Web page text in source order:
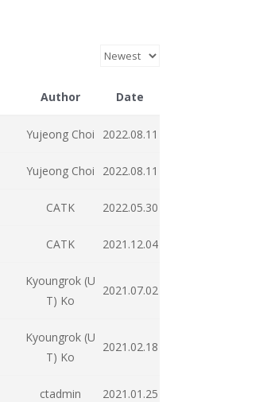
Author Date
Yujeong Choi 2022.08.11
Yujeong Choi 2022.08.11
CATK 2022.05.30
CATK 2021.12.04
Kyoungrok (U
T) Ko
2021.07.02
Kyoungrok (U
T) Ko
2021.02.18
ctadmin 2021.01.25